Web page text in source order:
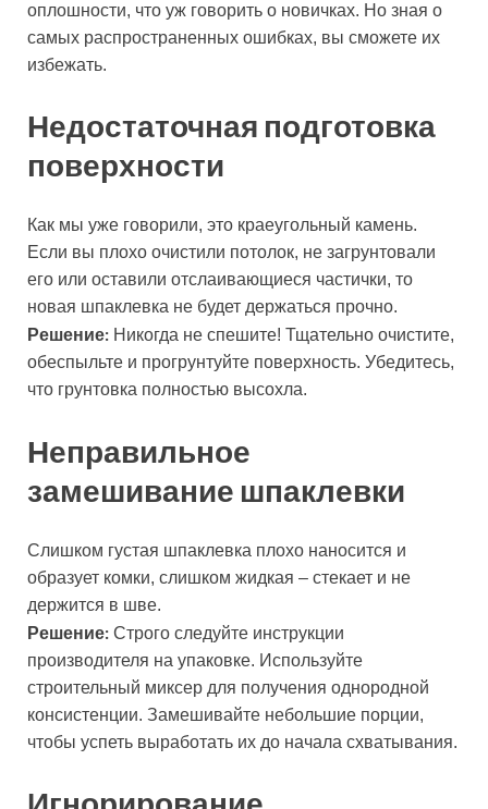
оплошности, что уж говорить о новичках. Но зная о
самых распространенных ошибках, вы сможете их
избежать.
Недостаточная подготовка
поверхности
Как мы уже говорили, это краеугольный камень.
Если вы плохо очистили потолок, не загрунтовали
его или оставили отслаивающиеся частички, то
новая шпаклевка не будет держаться прочно.
Решение: Никогда не спешите! Тщательно очистите,
обеспыльте и прогрунтуйте поверхность. Убедитесь,
что грунтовка полностью высохла.
Неправильное
замешивание шпаклевки
Слишком густая шпаклевка плохо наносится и
образует комки, слишком жидкая – стекает и не
держится в шве.
Решение: Строго следуйте инструкции
производителя на упаковке. Используйте
строительный миксер для получения однородной
консистенции. Замешивайте небольшие порции,
чтобы успеть выработать их до начала схватывания.